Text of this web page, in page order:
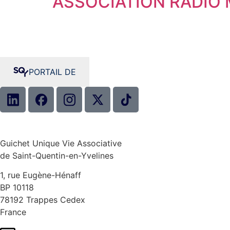
PORTAIL DE
Guichet Unique Vie Associative
de Saint-Quentin-en-Yvelines
1, rue Eugène-Hénaff
BP 10118
78192 Trappes Cedex
France